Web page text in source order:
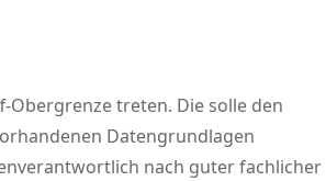
Obergrenze treten. Die solle den
Datengrundlagen
nach guter fachlicher